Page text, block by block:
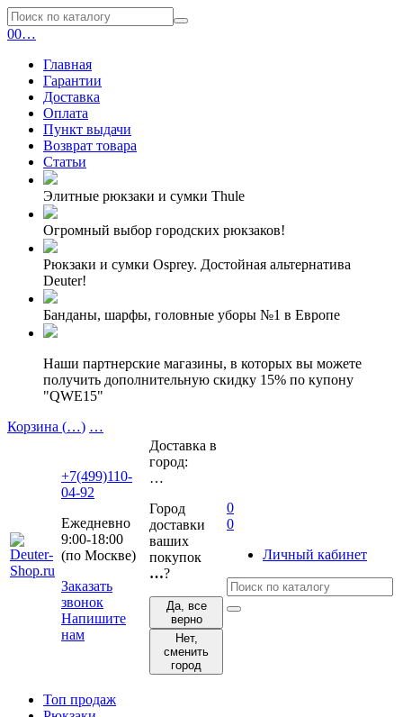
00…
Главная
Гарантии
Доставка
Оплата
Пункт выдачи
Возврат товара
Статьи
Элитные рюкзаки и сумки Thule
Огромный выбор городских рюкзаков!
Рюкзаки и сумки Osprey. Достойная альтернатива
Deuter!
Банданы, шарфы, головные уборы №1 в Европе
Наши партнерские магазины, в которых вы можете
получить дополнительную скидку 15% по купону
"QWE15"
Корзина (…) …
+7(499)110-
04-92
Ежедневно
9:00-18:00
(по Москве)
Заказать
звонок
Напишите
нам
Доставка в
город:
…
Город
доставки
ваших
покупок
…?
Да, все
верно
Нет,
сменить
город
0
0
Личный кабинет
Топ продаж